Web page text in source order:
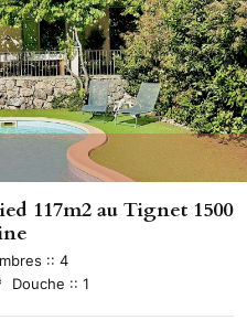
117m2 au Tignet 1500
:: 4
Douche :: 1